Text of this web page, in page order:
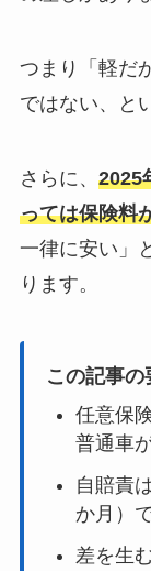
つまり「軽だ
ではない、と
さらに、 2025
っては保険料
一律に安い」
ります。
この記事の
任意保
普通車
自賠責
か月）で
差を生